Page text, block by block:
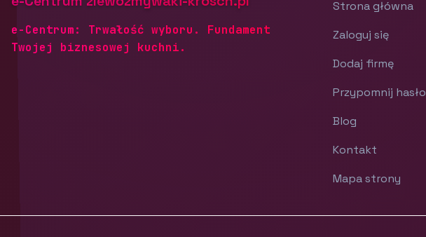
e-Centrum: Trwałość wyboru. Fundament
Twojej biznesowej kuchni.
Strona główna
Zaloguj się
Dodaj firmę
Przypomnij hasło
Blog
Kontakt
Mapa strony